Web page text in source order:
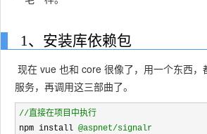
1、安装库依赖包
现在 vue 也和 core 很像了，用一个东西，
服务，再调用这三部曲了。
//直接在项目中执行
npm install @aspnet/signalr